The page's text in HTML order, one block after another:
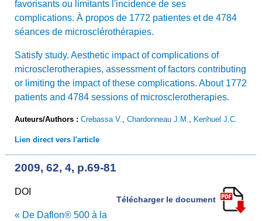
favorisants ou limitants l'incidence de ses
complications. À propos de 1772 patientes et de 4784
séances de microsclérothérapies.
Satisfy study. Aesthetic impact of complications of
microsclerotherapies, assessment of factors contributing
or limiting the impact of these complications. About 1772
patients and 4784 sessions of microsclerotherapies.
Auteurs/Authors : Crebassa V. Chardonneau J.M. Kerihuel J.C.
Lien direct vers l'article
2009, 62, 4, p.69-81
DOI
Télécharger le document
« De Daflon® 500 à la